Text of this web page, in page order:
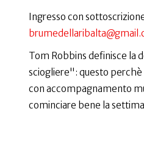
Ingresso con
Tom Robbins definisce la
sciogliere": questo
con accompagnamento
cominciare bene la